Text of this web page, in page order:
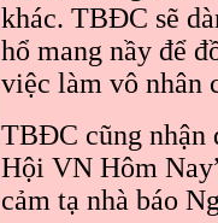
khác. TBĐC sẽ
hổ mang nầy để
việc làm vô nhân
TBĐC cũng nhận
Hội VN Hôm
cảm tạ nhà báo